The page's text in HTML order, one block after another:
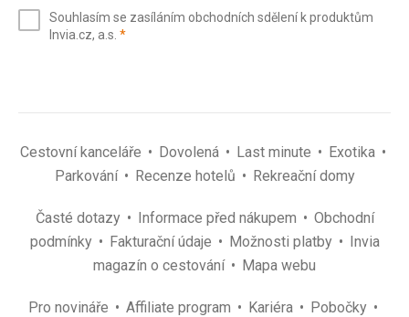
(povinné)
Souhlasím se zasíláním obchodních sdělení k produktům
Invia.cz, a.s. *(povinné)
Cestovní kanceláře Dovolená Last minute
Exotika
Parkování
Recenze hotelů Rekreační domy
Časté dotazy Informace před nákupem
Obchodní
podmínky
Fakturační údaje Možnosti platby
Invia
magazín o cestování
Mapa webu
Pro novináře Affiliate program Kariéra
Pobočky